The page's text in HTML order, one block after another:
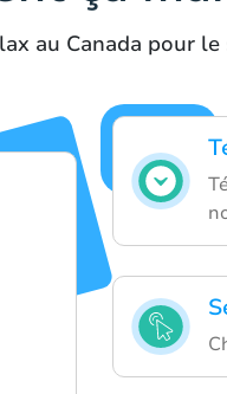
au Canada pour le